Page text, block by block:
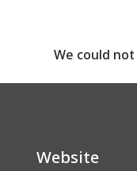
assignment ลงทะเบียน
We could
Website